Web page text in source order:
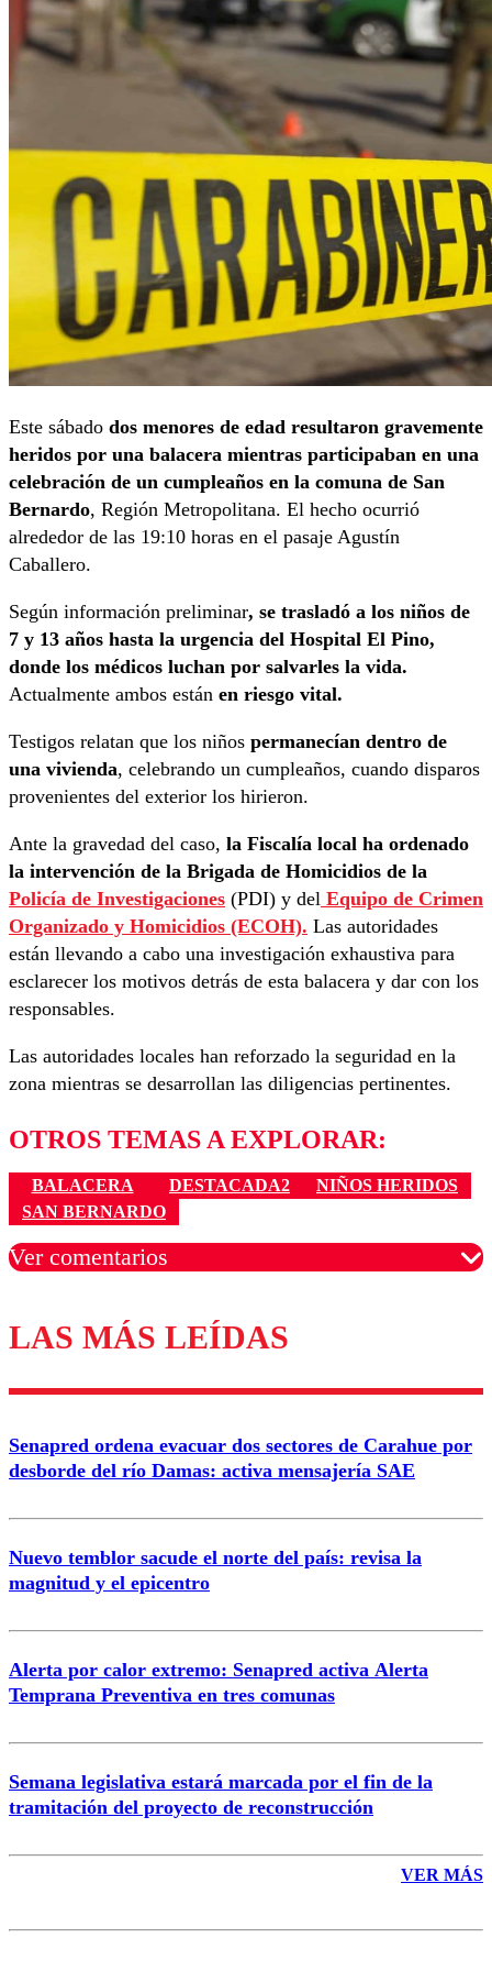
Este sábado dos menores de edad resultaron gravemente
heridos por una balacera mientras participaban en una
celebración de un cumpleaños en la comuna de San
Bernardo, Región Metropolitana. El hecho ocurrió
alrededor de las 19:10 horas en el pasaje Agustín
Caballero.
Según información preliminar, se trasladó a los niños de
7 y 13 años hasta la urgencia del Hospital El Pino,
donde los médicos luchan por salvarles la vida.
Actualmente ambos están en riesgo vital.
Testigos relatan que los niños permanecían dentro de
una vivienda, celebrando un cumpleaños, cuando disparos
provenientes del exterior los hirieron.
Ante la gravedad del caso, la Fiscalía local ha ordenado
la intervención de la Brigada de Homicidios de la
Policía de Investigaciones (PDI) y del Equipo de Crimen
Organizado y Homicidios (ECOH). Las autoridades
están llevando a cabo una investigación exhaustiva para
esclarecer los motivos detrás de esta balacera y dar con los
responsables.
Las autoridades locales han reforzado la seguridad en la
zona mientras se desarrollan las diligencias pertinentes.
OTROS TEMAS A EXPLORAR:
BALACERA DESTACADA2
NIÑOS HERIDOS
SAN BERNARDO
Ver comentarios
Los comentarios son moderados para garantizar un
diálogo respetuoso.
Correo
LAS MÁS LEÍDAS
Senapred ordena evacuar dos sectores de Carahue por
desborde del río Damas: activa mensajería SAE
Nuevo temblor sacude el norte del país: revisa la
magnitud y el epicentro
Alerta por calor extremo: Senapred activa Alerta
Temprana Preventiva en tres comunas
Semana legislativa estará marcada por el fin de la
tramitación del proyecto de reconstrucción
VER MÁS